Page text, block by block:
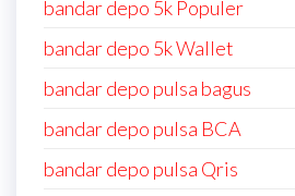
bandar depo 5k Populer
bandar depo 5k Wallet
bandar depo pulsa bagus
bandar depo pulsa BCA
bandar depo pulsa Qris